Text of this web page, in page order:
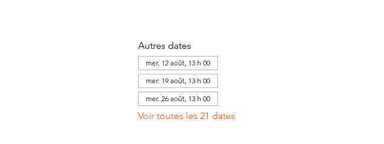
Autres dates
mer. 12 août, 13 h 00
mer. 19 août, 13 h 00
mer. 26 août, 13 h 00
Voir toutes les 21 dates